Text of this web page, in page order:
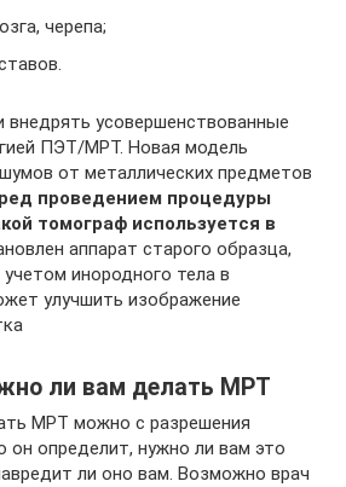
черепа;
внедрять усовершенствованные
ПЭТ/МРТ. Новая модель
от металлических предметов
проведением процедуры
томограф используется в
аппарат старого образца,
инородного тела в
улучшить изображение
ли вам делать МРТ
МРТ можно с разрешения
он определит, нужно ли вам это
ли оно вам. Возможно врач